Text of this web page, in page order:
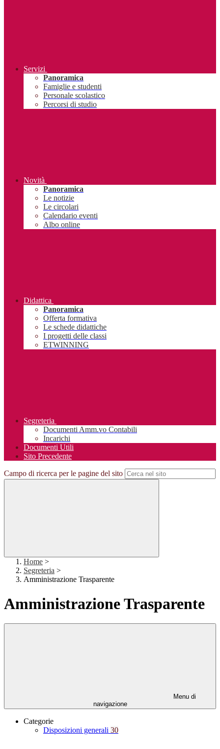
Servizi
Panoramica
Famiglie e studenti
Personale scolastico
Percorsi di studio
Novità
Panoramica
Le notizie
Le circolari
Calendario eventi
Albo online
Didattica
Panoramica
Offerta formativa
Le schede didattiche
I progetti delle classi
ETWINNING
Segreteria
Documenti Amm.vo Contabili
Incarichi
Documenti Utili
Sito Precedente
Campo di ricerca per le pagine del sito
Home >
Segreteria >
Amministrazione Trasparente
Amministrazione Trasparente
Menu di
navigazione
Categorie
Disposizioni generali 30